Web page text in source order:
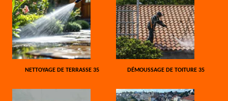
NETTOYAGE DE TERRASSE 35 DÉMOUSSAGE DE TOITURE 35